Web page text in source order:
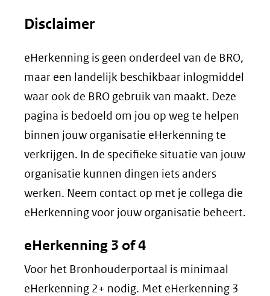
Disclaimer
eHerkenning is geen onderdeel van de BRO,
maar een landelijk beschikbaar inlogmiddel
waar ook de BRO gebruik van maakt. Deze
pagina is bedoeld om jou op weg te helpen
binnen jouw organisatie eHerkenning te
verkrijgen. In de specifieke situatie van jouw
organisatie kunnen dingen iets anders
werken. Neem contact op met je collega die
eHerkenning voor jouw organisatie beheert.
eHerkenning 3 of 4
Voor het Bronhouderportaal is minimaal
eHerkenning 2+ nodig. Met eHerkenning 3